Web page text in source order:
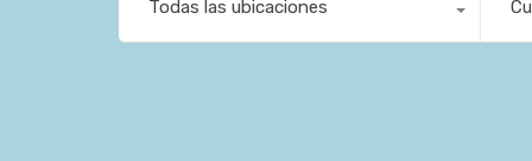
Todas las ubicaciones